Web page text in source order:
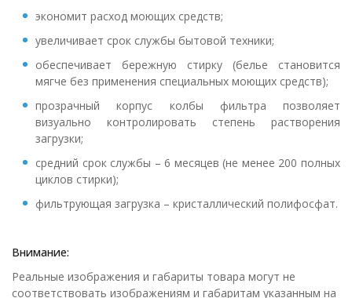
экономит расход моющих средств;
увеличивает срок службы бытовой техники;
обеспечивает бережную стирку (белье становится
мягче без применения специальных моющих средств);
прозрачный корпус колбы фильтра позволяет
визуально контролировать степень растворения
загрузки;
средний срок службы – 6 месяцев (не менее 200 полных
циклов стирки);
фильтрующая загрузка – кристаллический полифосфат.
Внимание:
Реальные изображения и габариты товара могут не
соответствовать изображениям и габаритам указанным на